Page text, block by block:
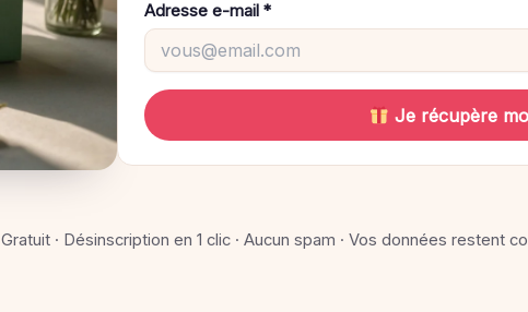
Adresse e-mail *
Je récupère
Gratuit · Désinscription en 1 clic · Aucun spam · Vos données restent